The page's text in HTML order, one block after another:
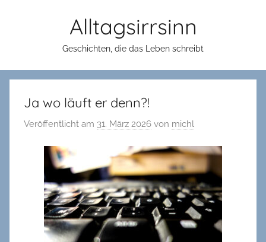
Alltagsirrsinn
Geschichten, die das Leben schreibt
Ja wo läuft er denn?!
Veröffentlicht am 31. März 2026 von michl